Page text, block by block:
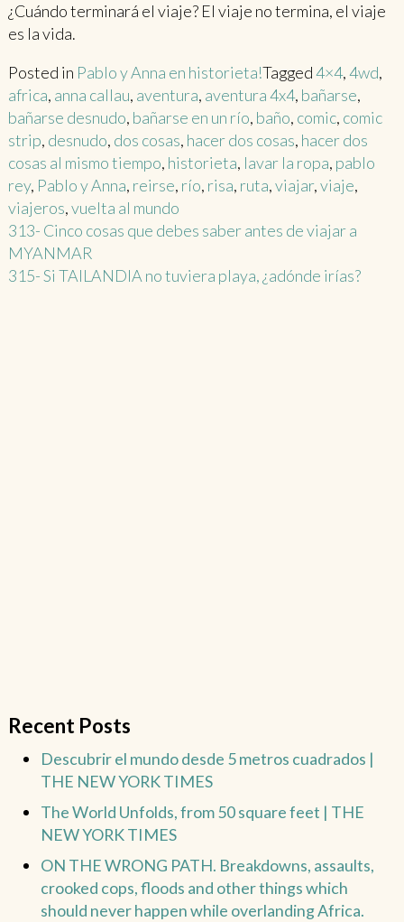
¿Cuándo terminará el viaje? El viaje no termina, el viaje
es la vida.
Posted in Pablo y Anna en historieta!Tagged4×4,4wd,
africa, anna callau, aventura, aventura 4x4, bañarse,
bañarse desnudo, bañarse en un río, baño, comic, comic
strip, desnudo, dos cosas, hacer dos cosas, hacer dos
cosas al mismo tiempo, historieta, lavar la ropa, pablo
rey, Pablo y Anna, reirse, río, risa, ruta,viajar,viaje,
viajeros,vuelta al mundo
Post
navigation
313- Cinco cosas que debes saber antes de viajar a
MYANMAR
315- Si TAILANDIA no tuviera playa, ¿adónde irías?
Recent Posts
Descubrir el mundo desde 5 metros cuadrados |
THE NEW YORK TIMES
The World Unfolds, from 50 square feet | THE
NEW YORK TIMES
ON THE WRONG PATH. Breakdowns, assaults,
crooked cops, floods and other things which
should never happen while overlanding Africa.